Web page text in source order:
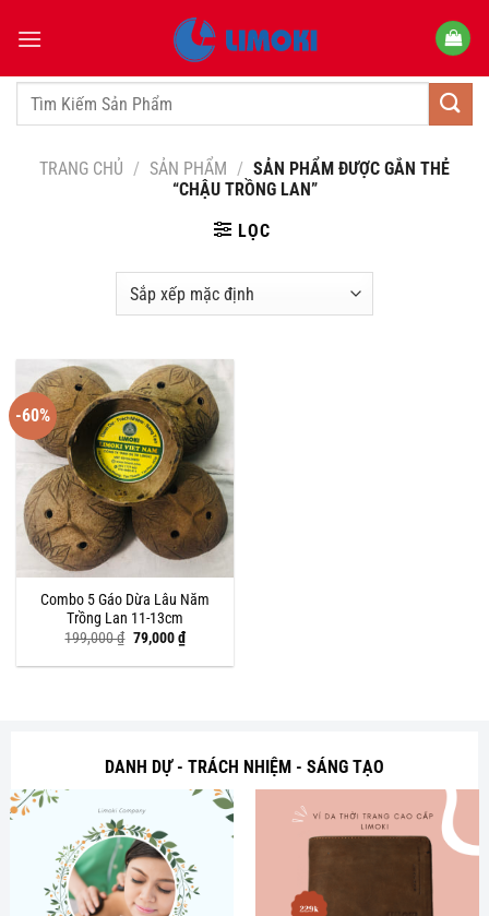
qua
dungTìm
TRANG CHỦ / SẢN PHẨM / SẢN PHẨM ĐƯỢC GẮN THẺ
“CHẬU TRỒNG LAN”
LỌC
-60%
Combo 5 Gáo Dừa Lâu Năm
Trồng Lan 11-13cm
199,000₫ Giá
gốc
là:
79,000₫Giá
hiện
tại
DANH DỰ - TRÁCH NHIỆM - SÁNG TẠO